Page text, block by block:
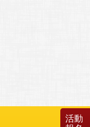
活動